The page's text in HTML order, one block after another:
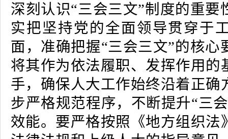
深刻认识“三会三文”制度的重要
实把坚持党的全面领导贯穿于
面，准确把握“三会三文”的核心
将其作为依法履职、发挥作用的
手，确保人大工作始终沿着正确
步严格规范程序，不断提升“三
效能。要严格按照《地方组织法